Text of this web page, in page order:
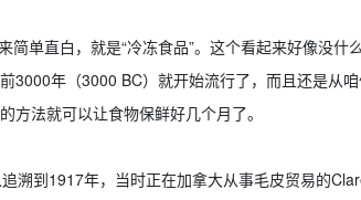
单直白，就是“冷冻食品”。这个看起来好像没什
3000年（3000 BC）就开始流行了，而且还是从
方法就可以让食物保鲜好几个月了。
到1917年，当时正在加拿大从事毛皮贸易的